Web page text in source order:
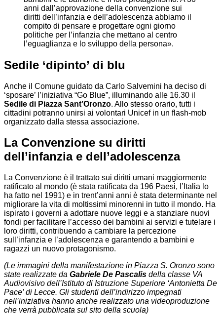
anni dall’approvazione della convenzione sui
diritti dell’infanzia e dell’adolescenza abbiamo il
compito di pensare e progettare ogni giorno
politiche per l’infanzia che mettano al centro
l’eguaglianza e lo sviluppo della persona».
Sedile ‘dipinto’ di blu
Anche il Comune guidato da Carlo Salvemini ha deciso di
‘sposare’ l’iniziativa “Go Blue”, illuminando alle 16.30 il
Sedile di Piazza Sant’Oronzo. Allo stesso orario, tutti i
cittadini potranno unirsi ai volontari Unicef in un flash-mob
organizzato dalla stessa associazione.
La Convenzione su diritti
dell’infanzia e dell’adolescenza
La Convenzione è il trattato sui diritti umani maggiormente
ratificato al mondo (è stata ratificata da 196 Paesi, l’Italia lo
ha fatto nel 1991) e in trent’anni anni è stata determinante nel
migliorare la vita di moltissimi minorenni in tutto il mondo. Ha
ispirato i governi a adottare nuove leggi e a stanziare nuovi
fondi per facilitare l’accesso dei bambini ai servizi e tutelare i
loro diritti, contribuendo a cambiare la percezione
sull’infanzia e l’adolescenza e garantendo a bambini e
ragazzi un nuovo protagonismo.
(Le immagini della manifestazione in Piazza S. Oronzo sono
state realizzate da Gabriele De Pascalis della classe VA
Audiovisivo dell’Istituto di Istruzione Superiore ‘Antonietta De
Pace’ di Lecce. Gli studenti dell’indirizzo impegnati
nell’iniziativa hanno anche realizzato una videoproduzione
che verrà pubblicata sul sito della scuola)